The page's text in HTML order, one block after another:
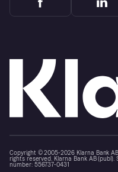
Copyright © 2005-2026 Klarna Bank
rights reserved. Klarna Bank AB (publ).
number: 556737-0431